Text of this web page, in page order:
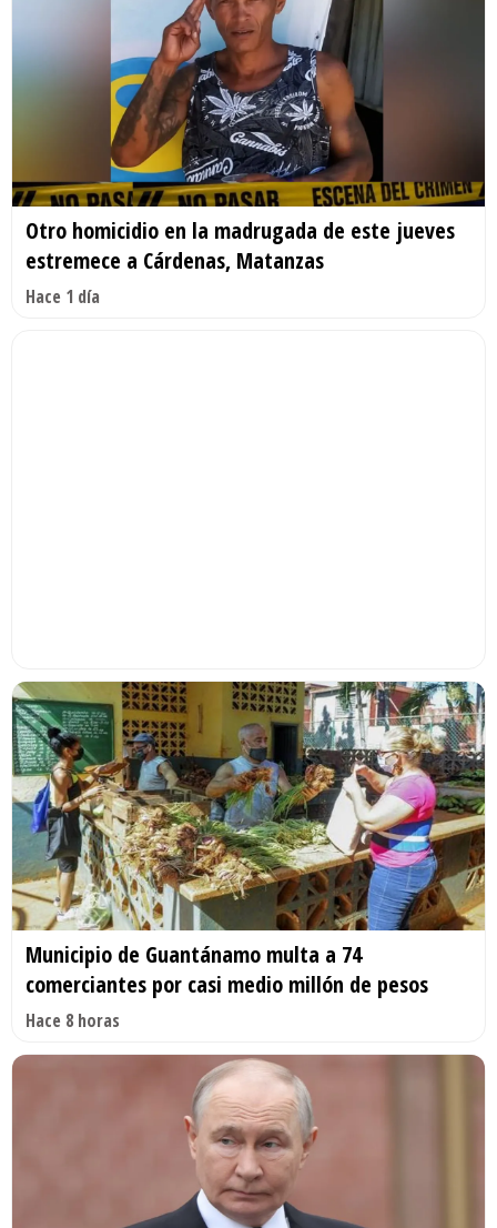
Otro homicidio en la madrugada de este jueves
estremece a Cárdenas, Matanzas
Hace 1 día
Municipio de Guantánamo multa a 74
comerciantes por casi medio millón de pesos
Hace 8 horas